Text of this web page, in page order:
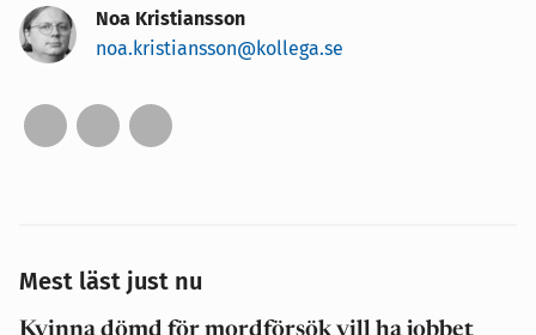
Noa Kristiansson
noa.kristiansson@kollega.se
Mest läst just nu
Kvinna dömd för mordförsök vill ha jobbet